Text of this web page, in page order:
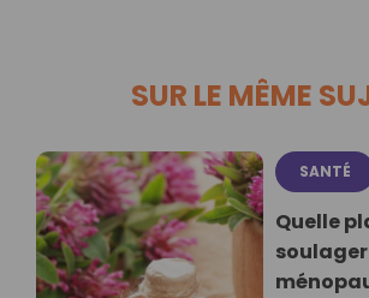
SUR LE MÊME
SANTÉ
Quelle